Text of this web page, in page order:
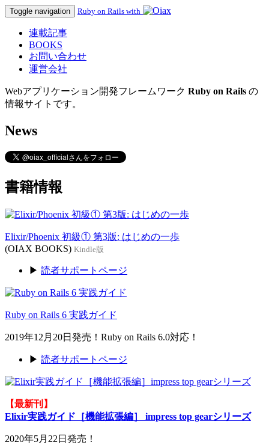
Toggle navigation Ruby on Rails with
連載記事
BOOKS
お問い合わせ
運営会社
Webアプリケーション開発フレームワーク Ruby on Rails の
情報サイトです。
News
書籍情報
Elixir/Phoenix 初級① 第3版: はじめの一歩
(OIAX BOOKS) Kindle版
▶ 読者サポートページ
Ruby on Rails 6 実践ガイド
2019年12月20日発売！Ruby on Rails 6.0対応！
▶ 読者サポートページ
【最新刊】
Elixir実践ガイド［機能拡張編］ impress top gearシリーズ
2020年5月22日発売！